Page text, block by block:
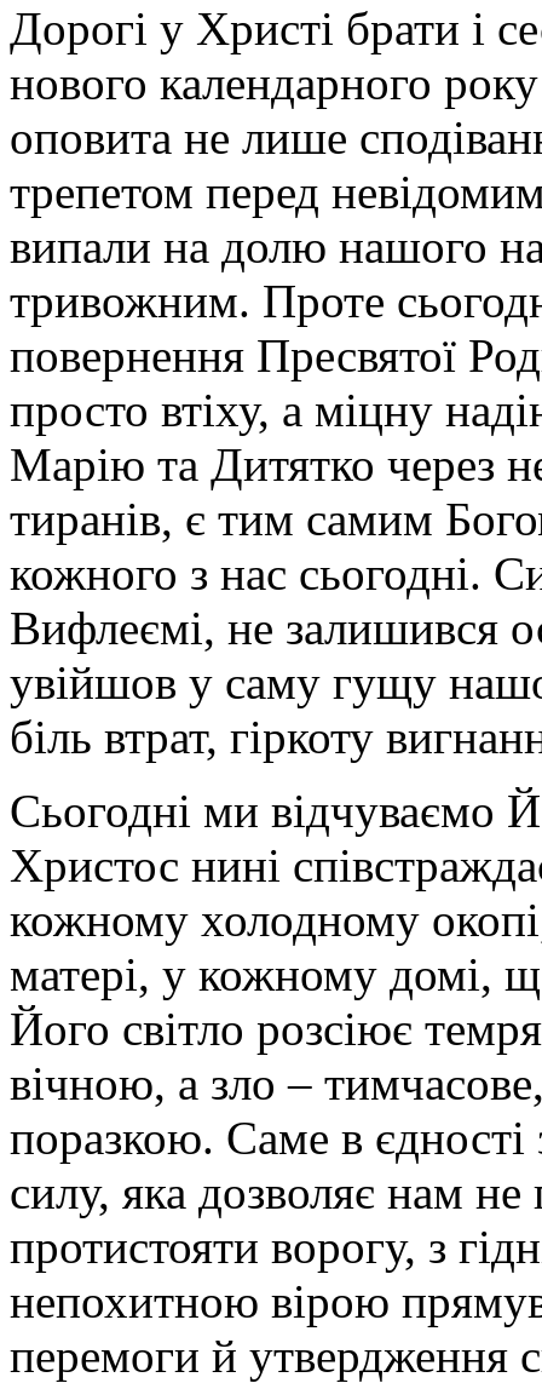
Дорогі у Христі брати і
нового календарного
оповита не лише
трепетом перед
випали на долю нашого
тривожним. Проте
повернення Пресвятої
просто втіху, а міцну
Марію та Дитятко через
тиранів, є тим самим
кожного з нас сьогодні.
Вифлеємі, не залишився
увійшов у саму гущу
біль втрат, гіркоту
Сьогодні ми відчуваємо
Христос нині
кожному холодному
матері, у кожному домі,
Його світло розсіює
вічною, а зло –
поразкою. Саме в
силу, яка дозволяє нам
протистояти ворогу, з
непохитною вірою
перемоги й утвердження